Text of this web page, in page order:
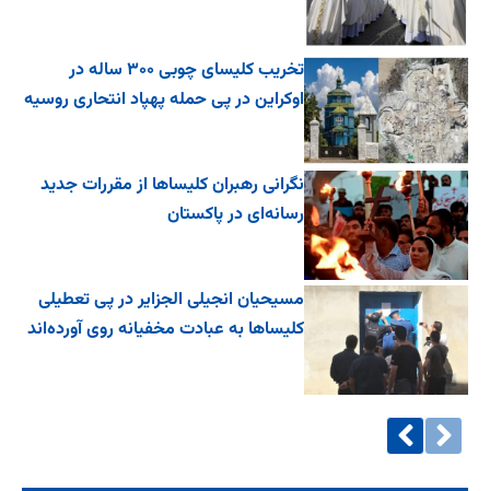
تخریب کلیسای چوبی ۳۰۰ ساله در
اوکراین در پی حمله پهپاد انتحاری روسیه
نگرانی رهبران کلیساها از مقررات جدید
رسانه‌ای در پاکستان
مسیحیان انجیلی الجزایر در پی تعطیلی
کلیساها به عبادت مخفیانه روی آورده‌اند